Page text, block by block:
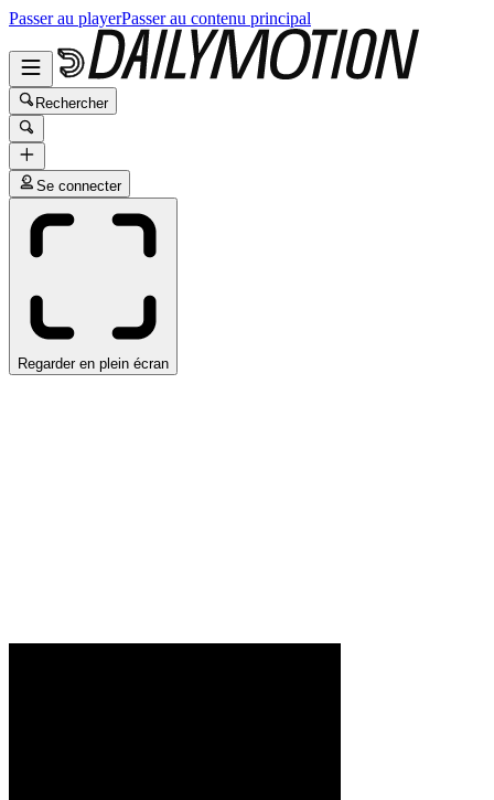
Passer au playerPasser au contenu principal
Rechercher
Se connecter
Regarder en plein écran